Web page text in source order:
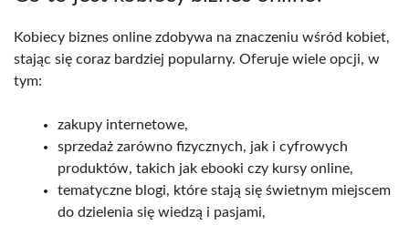
Kobiecy biznes online zdobywa na znaczeniu wśród kobiet,
stając się coraz bardziej popularny. Oferuje wiele opcji, w
tym:
zakupy internetowe,
sprzedaż zarówno fizycznych, jak i cyfrowych
produktów, takich jak ebooki czy kursy online,
tematyczne blogi, które stają się świetnym miejscem
do dzielenia się wiedzą i pasjami,